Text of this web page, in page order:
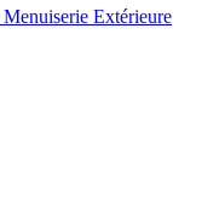
Extérieure